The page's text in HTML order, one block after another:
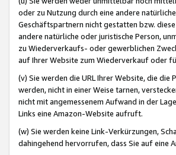
oder zu Nutzung durch eine andere
Geschäftspartnern nicht gestatten bzw.
andere natürliche oder juristische Person,
zu Wiederverkaufs- oder gewerblichen
auf Ihrer Website zum Wiederverkauf oder
(v) Sie werden die URL Ihrer Website, die
werden, nicht in einer Weise tarnen,
nicht mit angemessenem Aufwand in der
Links eine Amazon-Website aufruft.
(w) Sie werden keine Link-Verkürzungen,
dahingehend hervorrufen, dass Sie auf eine